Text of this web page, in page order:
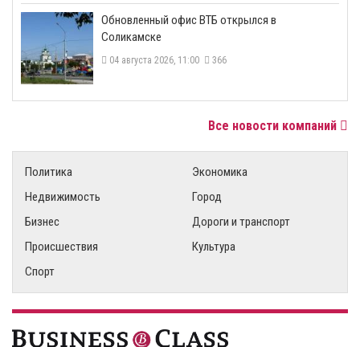
​Обновленный офис ВТБ открылся в
Соликамске
04 августа 2026, 11:00 366
Все новости компаний
Политика
Экономика
Недвижимость
Город
Бизнес
Дороги и транспорт
Происшествия
Культура
Спорт